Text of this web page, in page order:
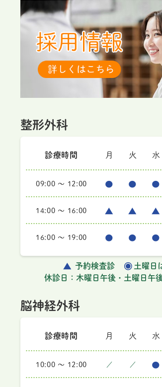
整形外科
診療時間 月 火 水
09:00 ～ 12:00
14:00 ～ 16:00
16:00 ～ 19:00
予約検査診
土曜日
休診日：木曜日午後・土曜日午
脳神経外科
診療時間 月 火 水
10:00 ～ 12:00 ／ ／